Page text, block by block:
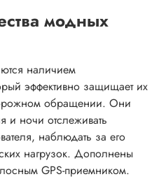
модных
наличием
эффективно защищает их
обращении. Они
и ночи отслеживать
наблюдать за его
нагрузок. Дополнены
GPS-приемником.